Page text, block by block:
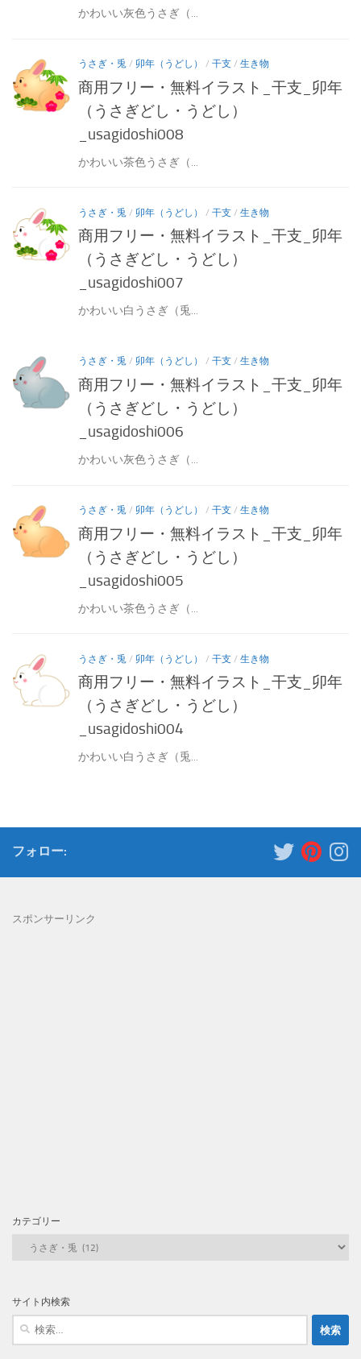
かわいい灰色うさぎ（...
うさぎ・兎 / 卯年（うどし） / 干支 / 生き物
商用フリー・無料イラスト_干支_卯年
（うさぎどし・うどし）
_usagidoshi008
かわいい茶色うさぎ（...
うさぎ・兎 / 卯年（うどし） / 干支 / 生き物
商用フリー・無料イラスト_干支_卯年
（うさぎどし・うどし）
_usagidoshi007
かわいい白うさぎ（兎...
うさぎ・兎 / 卯年（うどし） / 干支 / 生き物
商用フリー・無料イラスト_干支_卯年
（うさぎどし・うどし）
_usagidoshi006
かわいい灰色うさぎ（...
うさぎ・兎 / 卯年（うどし） / 干支 / 生き物
商用フリー・無料イラスト_干支_卯年
（うさぎどし・うどし）
_usagidoshi005
かわいい茶色うさぎ（...
うさぎ・兎 / 卯年（うどし） / 干支 / 生き物
商用フリー・無料イラスト_干支_卯年
（うさぎどし・うどし）
_usagidoshi004
かわいい白うさぎ（兎...
フォロー:
スポンサーリンク
カテゴリー
ー
サイト内検索
検